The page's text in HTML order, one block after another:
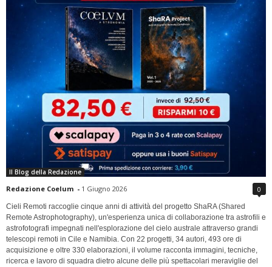
Il Blog della Redazione
Redazione Coelum - 1 Giugno 2026 0
Cieli Remoti raccoglie cinque anni di attività del progetto ShaRA (Shared
Remote Astrophotography), un'esperienza unica di collaborazione tra astrofili e
astrofotografi impegnati nell'esplorazione del cielo australe attraverso grandi
telescopi remoti in Cile e Namibia. Con 22 progetti, 34 autori, 493 ore di
acquisizione e oltre 330 elaborazioni, il volume racconta immagini, tecniche,
ricerca e lavoro di squadra dietro alcune delle più spettacolari meraviglie del